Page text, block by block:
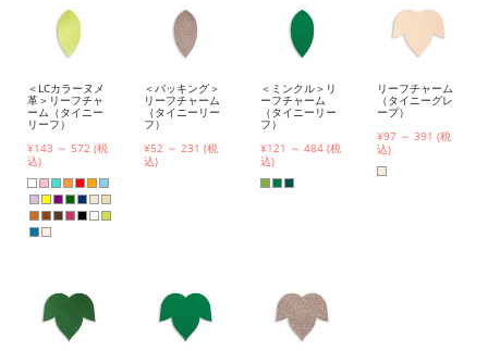
＜LCカラーヌメ
革＞リーフチャ
ーム（タイニー
リーフ）
¥143 ～ 572 (税
込)
＜バッキング＞
リーフチャーム
（タイニーリー
フ）
¥52 ～ 231 (税
込)
＜ミンクル＞リ
ーフチャーム
（タイニーリー
フ）
¥121 ～ 484 (税
込)
リーフチャーム
（タイニーグレ
ープ）
¥97 ～ 391 (税
込)